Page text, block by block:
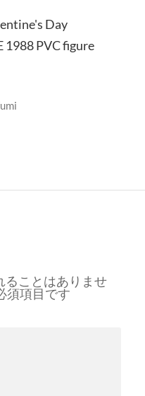
Day
1988 PVC figure
ることはありませ
須項目です